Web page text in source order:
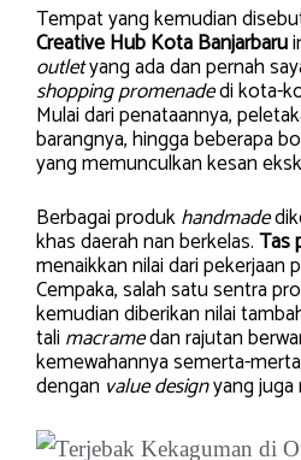
Tempat yang kemudian
Creative Hub Kota Banjarbaru
outletyang ada dan pernah
shopping promenadedi kota-
Mulai dari penataannya,
barangnya, hingga beberapa
yang memunculkan kesan
Berbagai produkhandmade
khas daerah nan berkelas.Tas
menaikkan nilai dari pekerjaan
Cempaka, salah satu sentra
kemudian diberikan nilai
tali macramedan rajutan
kemewahannya semerta-
dengan value designyang juga